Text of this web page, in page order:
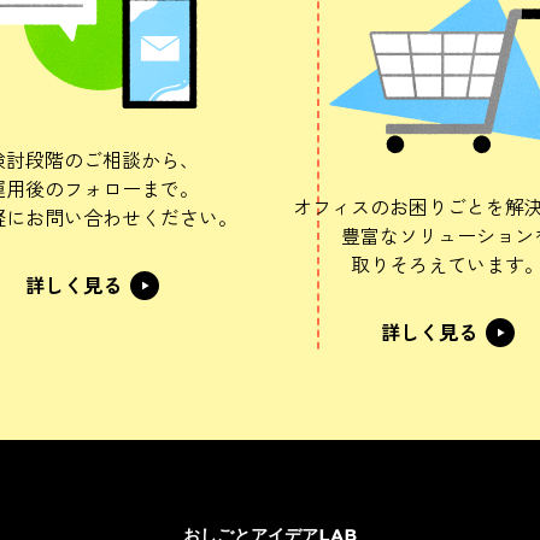
段階のご相談から、
後のフォローまで。
お問い合わせください。
詳しく見る
オフィスのお困りごとを解決
豊富なソリューション
取りそろえています。
詳しく見る
おしごとアイデアLAB